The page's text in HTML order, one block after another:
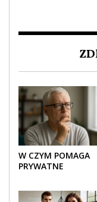
W CZYM POMAGA
PRYWATNE